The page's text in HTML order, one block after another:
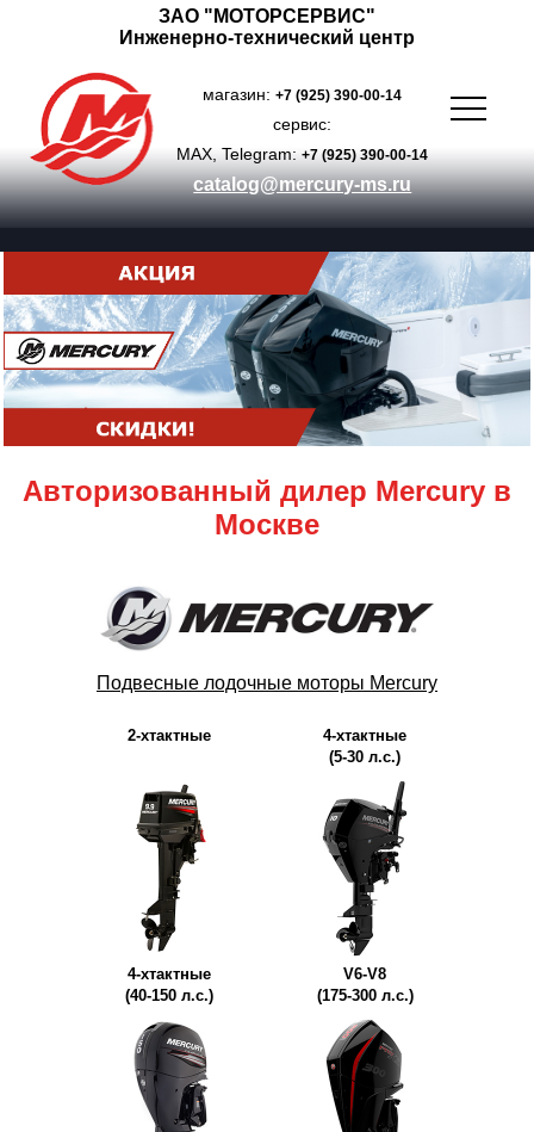
ЗАО "МОТОРСЕРВИС"
Инженерно-технический центр
магазин:+7 (925) 390-00-14
сервис:
MAX, Telegram:+7 (925) 390-00-14
catalog@mercury-ms.ru
Авторизованный дилер Mercury в
Москве
Подвесные лодочные моторы Mercury
2-хтактные
4-хтактныe
(5-30 л.с.)
4-хтактные
(40-150 л.с.)
V6-V8
(175-300 л.с.)